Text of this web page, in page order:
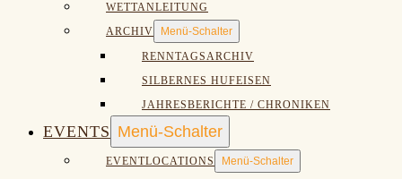
WETTANLEITUNG
ARCHIV
Menü-Schalter
RENNTAGSARCHIV
SILBERNES HUFEISEN
JAHRESBERICHTE / CHRONIKEN
EVENTS Menü-Schalter
EVENTLOCATIONS
Menü-Schalter